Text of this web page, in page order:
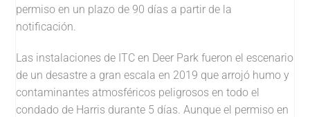
permiso en un plazo de 90 días a partir de la
notificación.
Las instalaciones de ITC en Deer Park fueron el escenario
de un desastre a gran escala en 2019 que arrojó humo y
contaminantes atmosféricos peligrosos en todo el
condado de Harris durante 5 días. Aunque el permiso en